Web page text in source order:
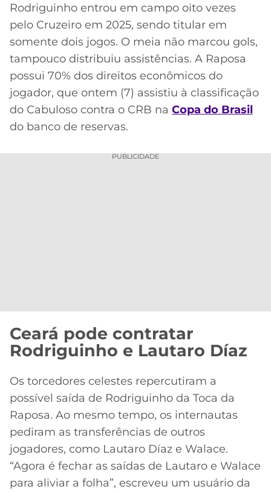
Rodriguinho entrou em campo oito vezes
pelo Cruzeiro em 2025, sendo titular em
somente dois jogos. O meia não marcou gols,
tampouco distribuiu assistências. A Raposa
possui 70% dos direitos econômicos do
jogador, que ontem (7) assistiu à classificação
do Cabuloso contra o CRB na Copa do Brasil
do banco de reservas.
PUBLICIDADE
Ceará pode contratar
Rodriguinho e Lautaro Díaz
Os torcedores celestes repercutiram a
possível saída de Rodriguinho da Toca da
Raposa. Ao mesmo tempo, os internautas
pediram as transferências de outros
jogadores, como Lautaro Díaz e Walace.
“Agora é fechar as saídas de Lautaro e Walace
para aliviar a folha”, escreveu um usuário da